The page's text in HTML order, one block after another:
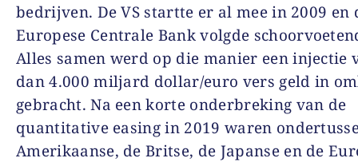
bedrijven. De VS startte er al mee in 2009 en
Europese Centrale Bank volgde
Alles samen werd op die manier een injectie
dan 4.000 miljard dollar/euro vers geld in
gebracht. Na een korte onderbreking van de
quantitative easing in 2019 waren
Amerikaanse, de Britse, de Japanse en de